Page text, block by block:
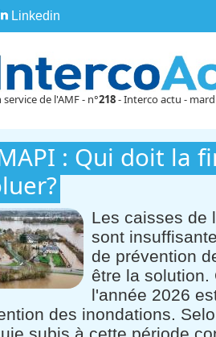
Linkedin
service de l'AMF - n°218- Interco actu -
: Qui doit la
Les caisses de
sont
de prévention
être la solution.
l'année 2026
des inondations.